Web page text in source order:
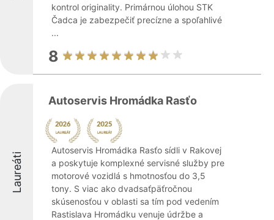
kontrol originality. Primárnou úlohou STK
Čadca je zabezpečiť precízne a spoľahlivé
...
8
Laureáti
Autoservis Hromádka Rasťo
Autoservis Hromádka Rasťo sídli v Rakovej
a poskytuje komplexné servisné služby pre
motorové vozidlá s hmotnosťou do 3,5
tony. S viac ako dvadsaťpäťročnou
skúsenosťou v oblasti sa tím pod vedením
Rastislava Hromádku venuje údržbe a